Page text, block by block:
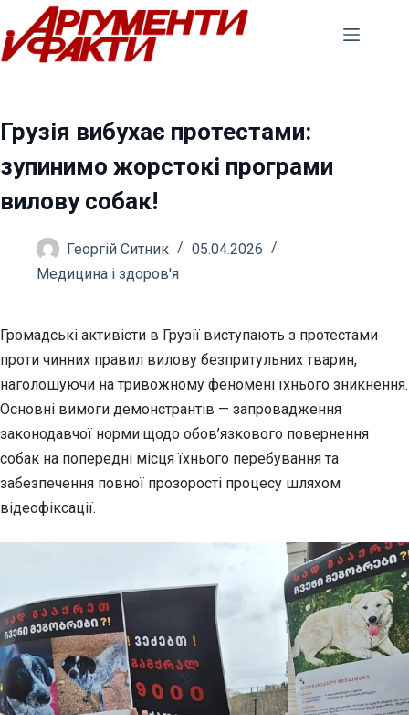
Перейти
до
вмісту
Грузія вибухає протестами:
зупинимо жорстокі програми
вилову собак!
Георгій Ситник
05.04.2026
Медицина і здоров'я
Громадські активісти в Грузії виступають з протестами
проти чинних правил вилову безпритульних тварин,
наголошуючи на тривожному феномені їхнього зникнення.
Основні вимоги демонстрантів — запровадження
законодавчої норми щодо обов’язкового повернення
собак на попередні місця їхнього перебування та
забезпечення повної прозорості процесу шляхом
відеофіксації.